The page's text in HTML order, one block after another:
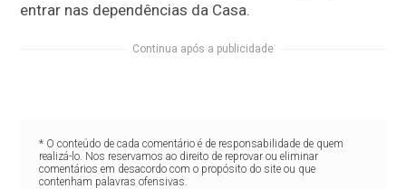
entrar nas dependências da Casa.
Continua após a publicidade
* O conteúdo de cada comentário é de responsabilidade de quem
realizá-lo. Nos reservamos ao direito de reprovar ou eliminar
comentários em desacordo com o propósito do site ou que
contenham palavras ofensivas.